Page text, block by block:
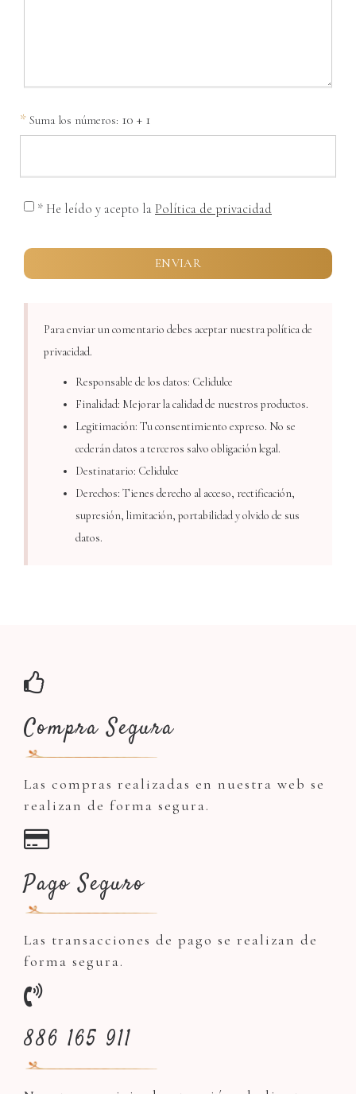
* Suma los números: 10 + 1
* He leído y acepto la Política de privacidad
Para enviar un comentario debes aceptar nuestra política de
privacidad.
Responsable de los datos: Celidulce
Finalidad: Mejorar la calidad de nuestros productos.
Legitimación: Tu consentimiento expreso. No se
cederán datos a terceros salvo obligación legal.
Destinatario: Celidulce
Derechos: Tienes derecho al acceso, rectificación,
supresión, limitación, portabilidad y olvido de sus
datos.
Compra Segura
Las compras realizadas en nuestra web se
realizan de forma segura.
Pago Seguro
Las transacciones de pago se realizan de
forma segura.
886 165 911